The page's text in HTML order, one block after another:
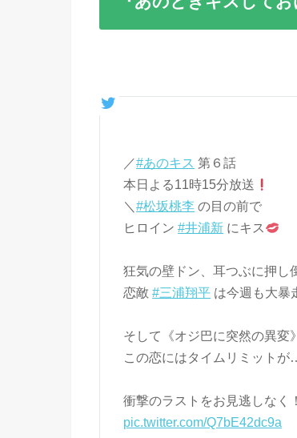
／#あのキス 第６話
本日よる11時15分放送
＼#松坂桃李 の目の前で
ヒロイン#井浦新 にキス
狂気の壁ドン、耳つぶに押
恋敵#三浦翔平 は今週も大暴
そして《オジ巴に突然の異変》
この恋にはタイムリミットが
衝撃のラストをお見逃しなく
pic.twitter.com/Q7bE42dc9a